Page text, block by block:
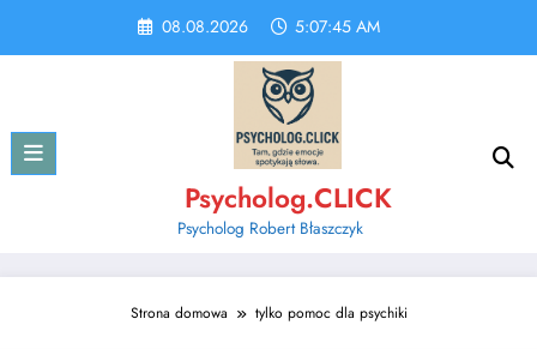
content
08.08.2026 5:07:45 AM
Psycholog.CLICK
Psycholog Robert Błaszczyk
Strona domowa tylko pomoc dla psychiki